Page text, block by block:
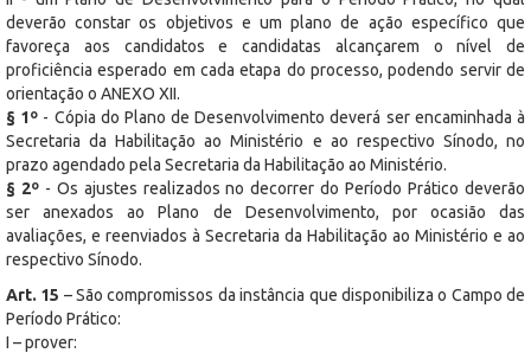
deverão constar os objetivos e um plano de ação específico que
favoreça aos candidatos e candidatas alcançarem o nível de
proficiência esperado em cada etapa do processo, podendo servir de
orientação o ANEXO XII.
§ 1º - Cópia do Plano de Desenvolvimento deverá ser encaminhada à
Secretaria da Habilitação ao Ministério e ao respectivo Sínodo, no
prazo agendado pela Secretaria da Habilitação ao Ministério.
§ 2º - Os ajustes realizados no decorrer do Período Prático deverão
ser anexados ao Plano de Desenvolvimento, por ocasião das
avaliações, e reenviados à Secretaria da Habilitação ao Ministério e ao
respectivo Sínodo.
Art. 15 – São compromissos da instância que disponibiliza o Campo de
Período Prático:
I – prover: